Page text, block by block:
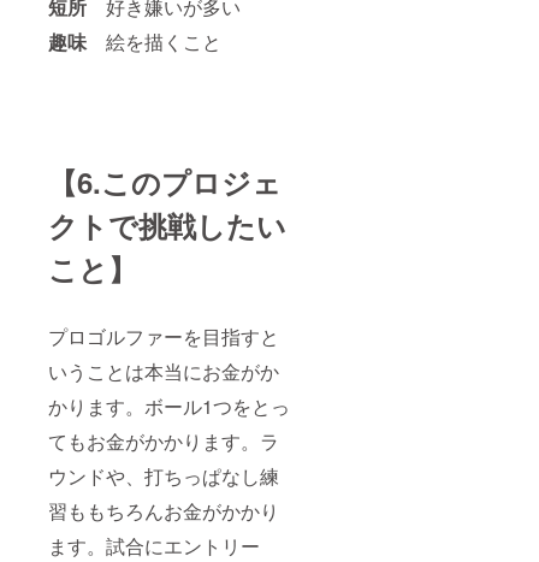
短所 好き嫌いが多い
趣味 絵を描くこと
【6.このプロジェ
クトで挑戦したい
こと】
プロゴルファーを目指すと
いうことは本当にお金がか
かります。ボール1つをとっ
てもお金がかかります。ラ
ウンドや、打ちっぱなし練
習ももちろんお金がかかり
ます。試合にエントリー